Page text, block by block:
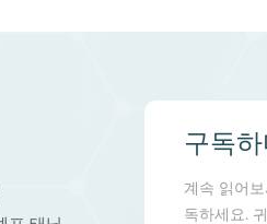
구독
계속 읽어
독하세요.